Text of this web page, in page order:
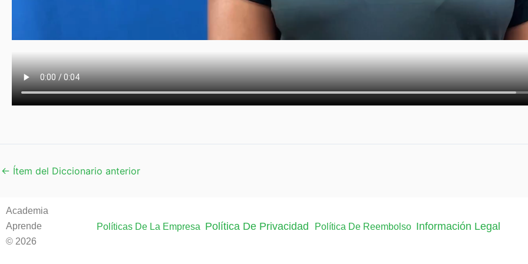
← Ítem del Diccionario anterior
Academia
Aprende
© 2026
Políticas De La Empresa Política De Privacidad Política De Reembolso Información Legal